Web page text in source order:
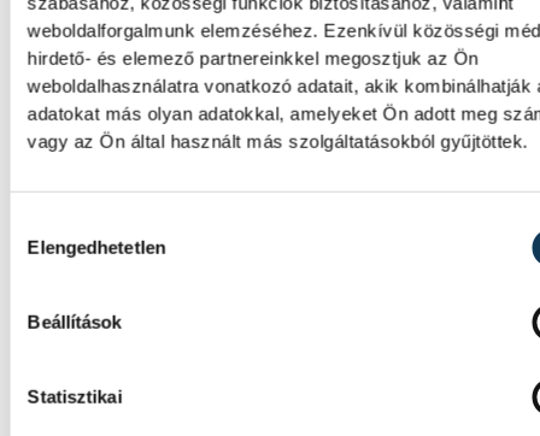
weboldalforgalmunk elemzéséhez. Ezenkívül közösségi
hirdető- és elemező partnereinkkel megosztjuk az Ön
weboldalhasználatra vonatkozó adatait, akik kombinálhatják
adatokat más olyan adatokkal, amelyeket Ön adott meg
vagy az Ön által használt más szolgáltatásokból gyűjtöttek.
Elengedhetetlen
Beállítások
Statisztikai
ha leáll Paks?
Mártha Imre, az MVM Zrt. egykori
vezérigazgatója ATV-n Rónai Egonnak
interjújában vázolta fel a Paksi
álló példátlan technológiai kihívásokat. A
energetikai fejlesztésekért és a paksi
működéséért, arra figyelmeztet: az erőmű
üzemállapotban van, amelyre eredetileg
A Tisza-frakció
hogy jövő kedden legyen az